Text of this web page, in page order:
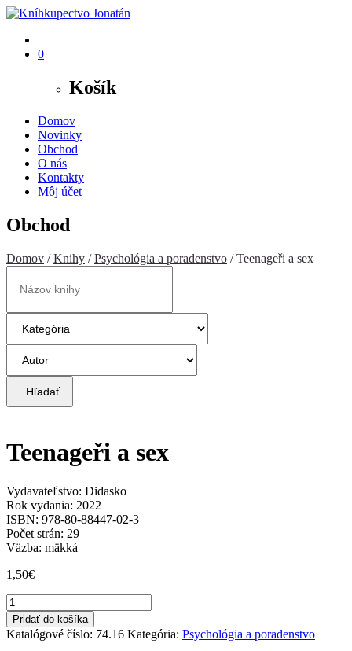
0
Košík
Domov
Novinky
Obchod
O nás
Kontakty
Môj účet
Obchod
Domov /Knihy /Psychológia a poradenstvo / Teenageři a sex
Hľadať
Teenageři a sex
Vydavateľstvo: Didasko
Rok vydania: 2022
ISBN: 978-80-88447-02-3
Počet strán: 29
Väzba: mäkká
1,50€
množstvo
Teenageři
a
sex
Pridať do košíka
Katalógové číslo: 74.16 Kategória: Psychológia a poradenstvo